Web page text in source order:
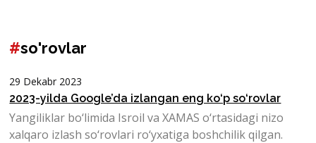
#so'rovlar
29 Dekabr 2023
2023-yilda Google’da izlangan eng ko‘p so‘rovlar
Yangiliklar bo‘limida Isroil va XAMAS o‘rtasidagi nizo
xalqaro izlash so‘rovlari ro‘yxatiga boshchilik qilgan.